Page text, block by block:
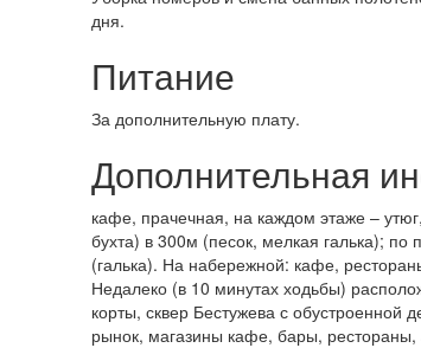
дня.
Питание
За дополнительную плату.
Дополнительная
кафе, прачечная, на каждом этаже –
бухта) в 300м (песок, мелкая галька);
(галька). На набережной: кафе,
Недалеко (в 10 минутах ходьбы)
корты, сквер Бестужева с обустроенной
рынок, магазины кафе, бары, рестораны,